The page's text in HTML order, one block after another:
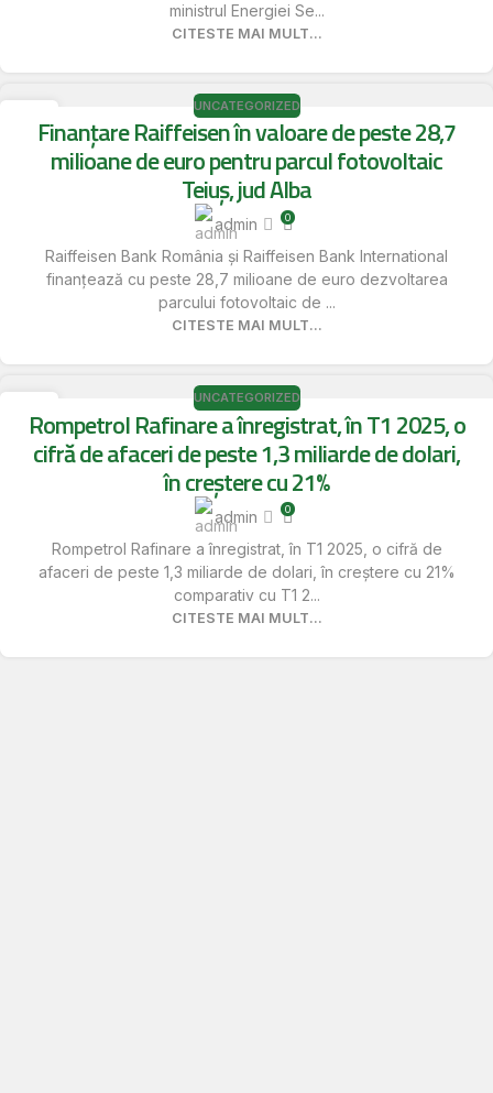
ministrul Energiei Se...
CITESTE MAI MULT...
16
MAI
UNCATEGORIZED
Finanțare Raiffeisen în valoare de peste 28,7
milioane de euro pentru parcul fotovoltaic
Teiuș, jud Alba
admin 0
Raiffeisen Bank România și Raiffeisen Bank International
finanțează cu peste 28,7 milioane de euro dezvoltarea
parcului fotovoltaic de ...
CITESTE MAI MULT...
15
MAI
UNCATEGORIZED
Rompetrol Rafinare a înregistrat, în T1 2025, o
cifră de afaceri de peste 1,3 miliarde de dolari,
în creștere cu 21%
admin 0
Rompetrol Rafinare a înregistrat, în T1 2025, o cifră de
afaceri de peste 1,3 miliarde de dolari, în creștere cu 21%
comparativ cu T1 2...
CITESTE MAI MULT...